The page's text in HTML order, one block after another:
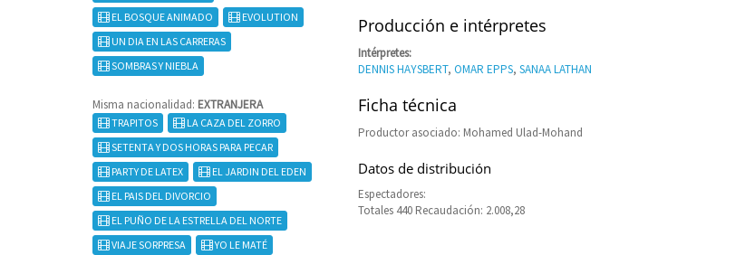
EL BOSQUE ANIMADO
EVOLUTION
UN DIA EN LAS CARRERAS
SOMBRAS Y NIEBLA
Misma nacionalidad: EXTRANJERA
TRAPITOS
LA CAZA DEL ZORRO
SETENTA Y DOS HORAS PARA PECAR
PARTY DE LATEX
EL JARDIN DEL EDEN
EL PAIS DEL DIVORCIO
EL PUÑO DE LA ESTRELLA DEL NORTE
VIAJE SORPRESA
YO LE MATÉ
Producción e intérpretes
Intérpretes:
DENNIS HAYSBERT, OMAR EPPS, SANAA LATHAN
Ficha técnica
Productor asociado: Mohamed Ulad-Mohand
Datos de distribución
Espectadores:
Totales 440 Recaudación: 2.008,28